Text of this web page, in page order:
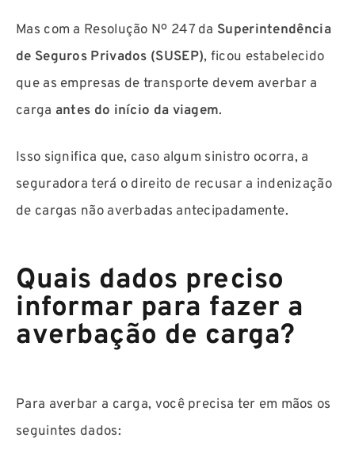
Mas com a Resolução Nº 247 da Superintendência
de Seguros Privados (SUSEP), ficou estabelecido
que as empresas de transporte devem averbar a
carga antes do início da viagem.
Isso significa que, caso algum sinistro ocorra, a
seguradora terá o direito de recusar a indenização
de cargas não averbadas antecipadamente.
Quais dados preciso
informar para fazer a
averbação de carga?
Para averbar a carga, você precisa ter em mãos os
seguintes dados: